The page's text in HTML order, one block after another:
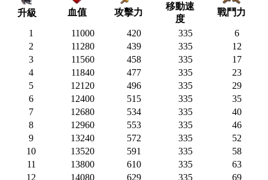
升級 血值 攻擊力
移動速
度
戰鬥力
1 11000 420 335
6
2
11280 439 335
12
3
11560 458 335
17
4
11840 477 335
23
5
12120 496 335
29
6
12400 515 335
35
7
12680 534 335
40
8
12960 553 335
46
9
13240 572 335
52
10
13520 591 335
58
11
13800 610 335
63
12
14080 629 335
69